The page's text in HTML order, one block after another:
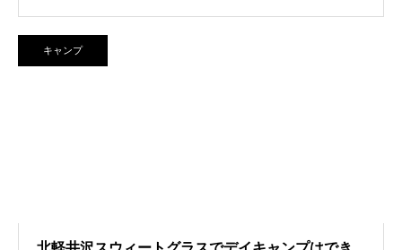
キャンプ